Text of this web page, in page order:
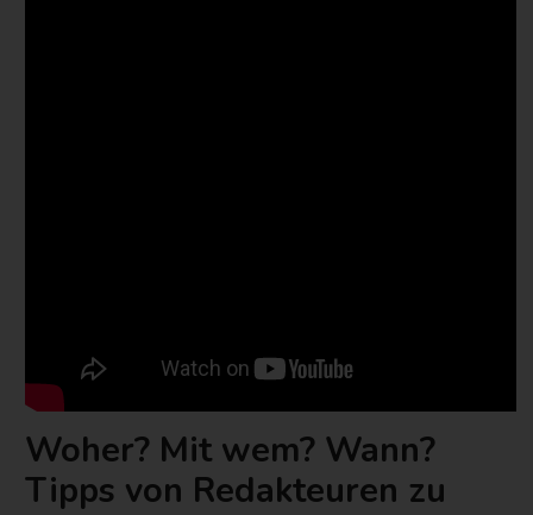
Woher? Mit wem? Wann?
Tipps von Redakteuren zu